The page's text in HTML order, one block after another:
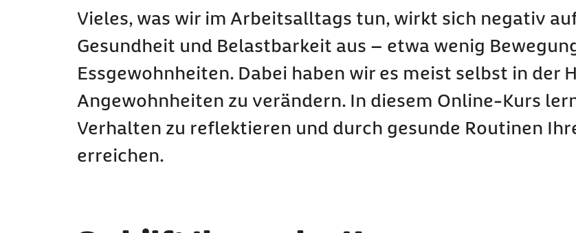
Vieles, was wir im Arbeitsalltags tun, wirkt sich negativ
Gesundheit und Belastbarkeit aus – etwa wenig
Essgewohnheiten. Dabei haben wir es meist selbst in der
Angewohnheiten zu verändern. In diesem Online-Kurs
Verhalten zu reflektieren und durch gesunde Routinen
erreichen.